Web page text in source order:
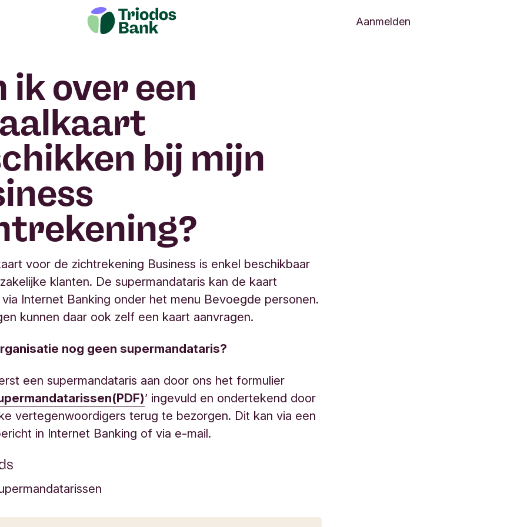
Aanmelden
ik over een
bij mijn
voor de zichtrekening Business is enkel beschikbaar
klanten. De supermandataris kan de kaart
Internet Banking onder het menu Bevoegde personen.
kunnen daar ook zelf een kaart aanvragen.
nog geen supermandataris?
een supermandataris aan door ons het formulier
’ ingevuld en ondertekend door
vertegenwoordigers terug te bezorgen. Dit kan via een
in Internet Banking of via e-mail.